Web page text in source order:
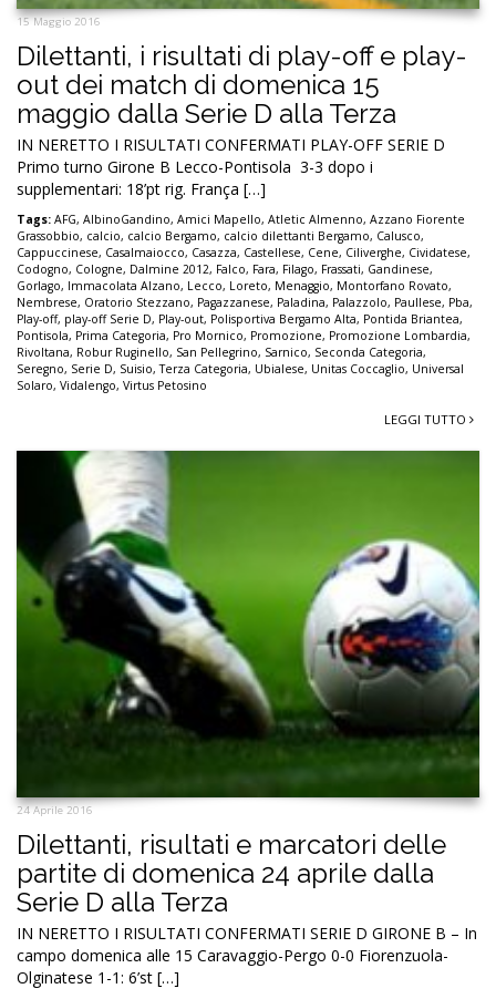
15 Maggio 2016
Dilettanti, i risultati di play-off e play-
out dei match di domenica 15
maggio dalla Serie D alla Terza
IN NERETTO I RISULTATI CONFERMATI PLAY-OFF SERIE D
Primo turno Girone B Lecco-Pontisola 3-3 dopo i
supplementari: 18’pt rig. França […]
Tags: AFG, AlbinoGandino, Amici Mapello, Atletic Almenno, Azzano Fiorente
Grassobbio, calcio, calcio Bergamo, calcio dilettanti Bergamo, Calusco,
Cappuccinese, Casalmaiocco, Casazza, Castellese, Cene, Ciliverghe, Cividatese,
Codogno, Cologne, Dalmine 2012, Falco, Fara, Filago, Frassati, Gandinese,
Gorlago, Immacolata Alzano, Lecco, Loreto, Menaggio, Montorfano Rovato,
Nembrese, Oratorio Stezzano, Pagazzanese, Paladina, Palazzolo, Paullese, Pba,
Play-off, play-off Serie D, Play-out, Polisportiva Bergamo Alta, Pontida Briantea,
Pontisola, Prima Categoria, Pro Mornico, Promozione, Promozione Lombardia,
Rivoltana, Robur Ruginello, San Pellegrino, Sarnico, Seconda Categoria,
Seregno, Serie D, Suisio,Terza Categoria, Ubialese, Unitas Coccaglio, Universal
Solaro, Vidalengo, Virtus Petosino
LEGGI TUTTO
24 Aprile 2016
Dilettanti, risultati e marcatori delle
partite di domenica 24 aprile dalla
Serie D alla Terza
IN NERETTO I RISULTATI CONFERMATI SERIE D GIRONE B – In
campo domenica alle 15 Caravaggio-Pergo 0-0 Fiorenzuola-
Olginatese 1-1: 6’st […]